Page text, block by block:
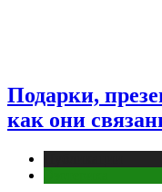
Подарки,
как они